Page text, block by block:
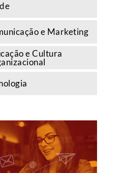
e Marketing
e Cultura